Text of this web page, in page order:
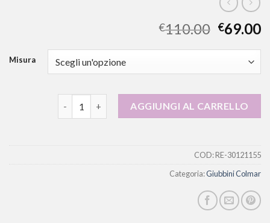
€110.00 €69.00
Misura
giubbini colmar quantitàAGGIUNGI AL CARRELLO
COD:RE-30121155
Categoria:Giubbini Colmar